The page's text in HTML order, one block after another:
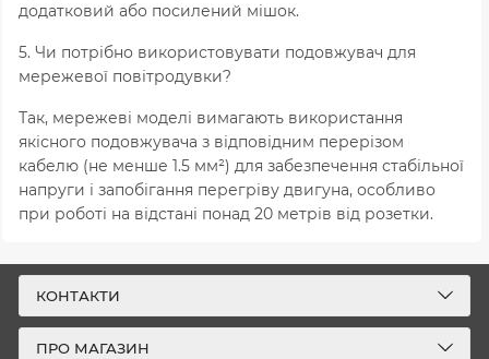
додатковий або посилений мішок.
5. Чи потрібно використовувати подовжувач для
мережевої повітродувки?
Так, мережеві моделі вимагають використання
якісного подовжувача з відповідним перерізом
кабелю (не менше 1.5 мм²) для забезпечення стабільної
напруги і запобігання перегріву двигуна, особливо
при роботі на відстані понад 20 метрів від розетки.
КОНТАКТИ
ПРО МАГАЗИН